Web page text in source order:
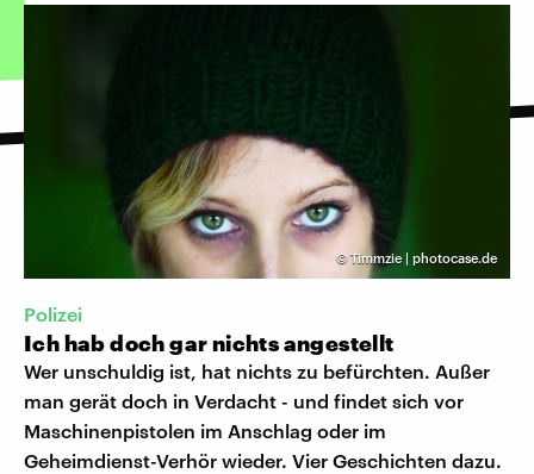
© Timmzie | photocase.de
Polizei
Ich hab doch gar nichts angestellt
Wer unschuldig ist, hat nichts zu befürchten. Außer
man gerät doch in Verdacht - und findet sich vor
Maschinenpistolen im Anschlag oder im
Geheimdienst-Verhör wieder. Vier Geschichten dazu.